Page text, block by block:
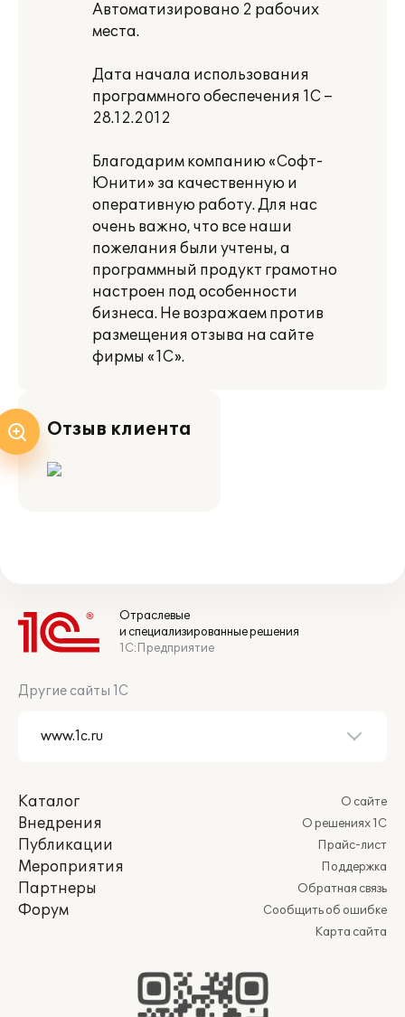
Автоматизировано 2 рабочих
места.
Дата начала использования
программного обеспечения 1С –
28.12.2012
Благодарим компанию «Софт-
Юнити» за качественную и
оперативную работу. Для нас
очень важно, что все наши
пожелания были учтены, а
программный продукт грамотно
настроен под особенности
бизнеса. Не возражаем против
размещения отзыва на сайте
фирмы «1С».
Отзыв клиента
Отраслевые
и специализированные решения
1С:Предприятие
Другие сайты 1С
Каталог
Внедрения
Публикации
Мероприятия
Партнеры
Форум
О сайте
О решениях 1С
Прайс-лист
Поддержка
Обратная связь
Сообщить об ошибке
Карта сайта